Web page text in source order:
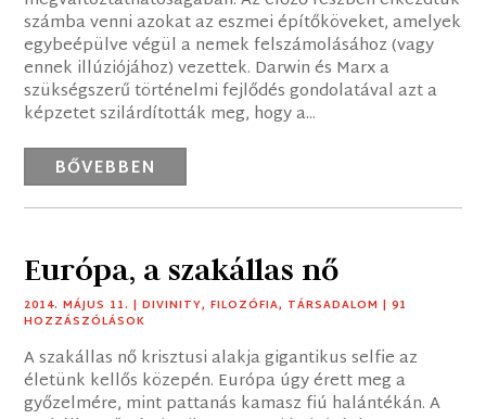
számba venni azokat az eszmei építőköveket, amelyek
egybeépülve végül a nemek felszámolásához (vagy
ennek illúziójához) vezettek. Darwin és Marx a
szükségszerű történelmi fejlődés gondolatával azt a
képzetet szilárdították meg, hogy a...
BŐVEBBEN
Európa, a szakállas nő
2014. MÁJUS 11. |DIVINITY,FILOZÓFIA, TÁRSADALOM | 91
HOZZÁSZÓLÁSOK
A szakállas nő krisztusi alakja gigantikus selfie az
életünk kellős közepén. Európa úgy érett meg a
győzelmére, mint pattanás kamasz fiú halántékán. A